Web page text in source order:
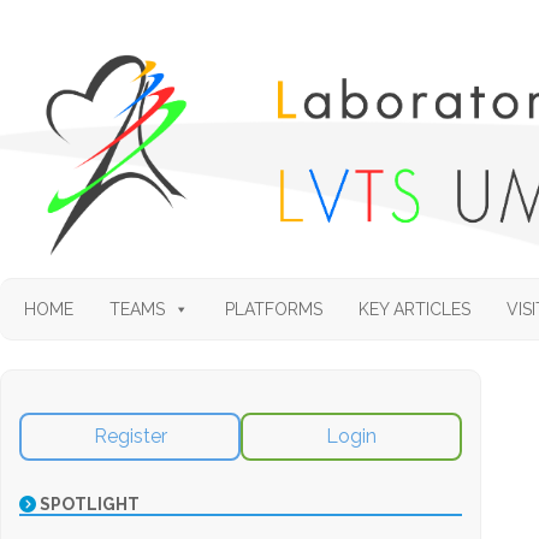
HOME TEAMS PLATFORMS KEY ARTICLES
Register Login
SPOTLIGHT